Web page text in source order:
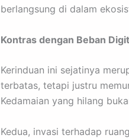
berlangsung di dalam
Kontras dengan Beban
Kerinduan ini sejatinya
terbatas, tetapi justru
Kedamaian yang hilang
Kedua, invasi terhadap